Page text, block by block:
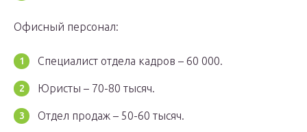
Офисный персонал:
Специалист отдела кадров – 60 000.
Юристы – 70-80 тысяч.
Отдел продаж – 50-60 тысяч.